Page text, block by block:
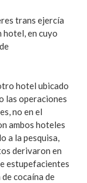
trans ejercía
hotel, en cuyo
hotel ubicado
las operaciones
no en el
ambos hoteles
a la pesquisa,
derivaron en
estupefacientes
cocaína de